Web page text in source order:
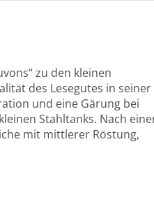
zu den kleinen
des Lesegutes in seiner
und eine Gärung bei
Stahltanks. Nach
mit mittlerer Röstung,